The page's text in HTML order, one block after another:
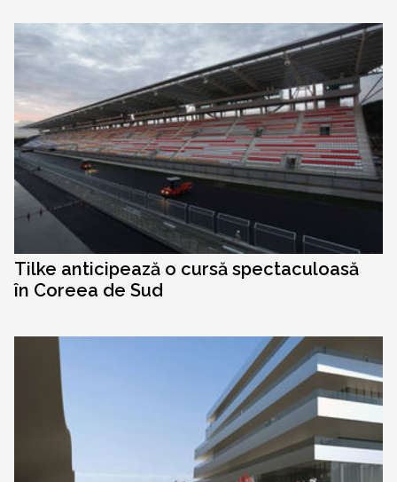
Tilke anticipează o cursă spectaculoasă
în Coreea de Sud